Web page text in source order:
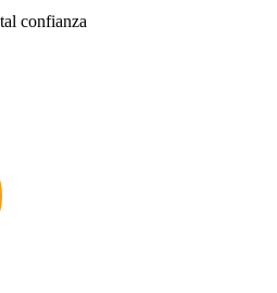
confianza